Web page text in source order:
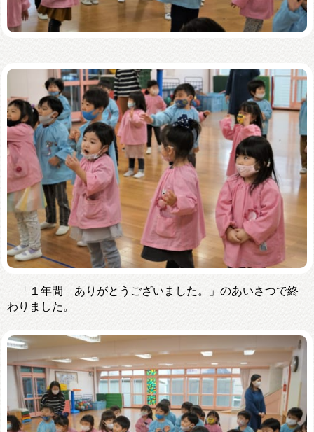
「１年間 ありがとうございました。」のあいさつで終
わりました。